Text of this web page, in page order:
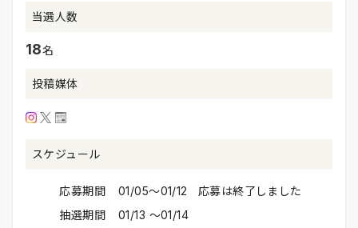
当選人数
18名
投稿媒体
スケジュール
応募期間
01/05〜01/12 応募は終了しました
抽選期間
01/13 〜01/14